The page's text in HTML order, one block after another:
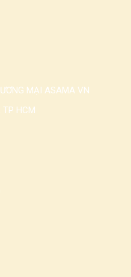
MẠI ASAMA VN
HCM